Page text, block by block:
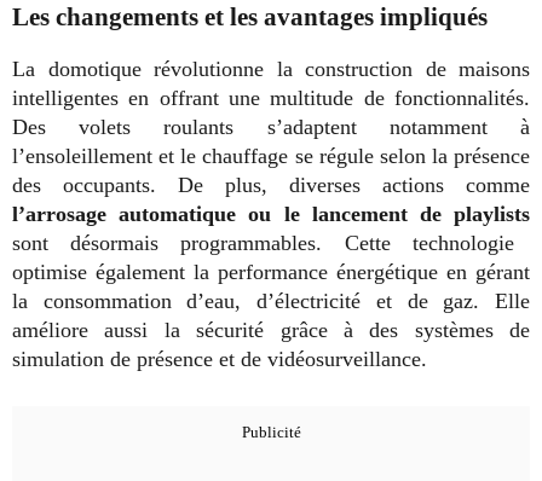
Les changements et les avantages impliqués
La domotique révolutionne la construction de maisons
intelligentes en offrant une multitude de fonctionnalités.
Des volets roulants s’adaptent notamment à
l’ensoleillement et le chauffage se régule selon la présence
des occupants. De plus, diverses actions comme
l’arrosage automatique ou le lancement de playlists
sont désormais programmables. Cette technologie
optimise également la performance énergétique en gérant
la consommation d’eau, d’électricité et de gaz. Elle
améliore aussi la sécurité grâce à des systèmes de
simulation de présence et de vidéosurveillance.